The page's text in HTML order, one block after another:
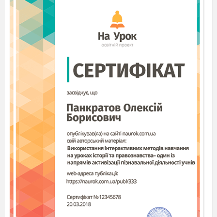
вбивали дітей, старих, а молодих дівчат
забирали в полон. Одна дівчина, втікаючи,
зачепилася і впала. Разок червоного
намиста розірвався і розсипався. Дівчина
загинула у неволі. А на місці розсипаного
намиста виросла калина.
Розкажіть, що ви знаєте про калину.
Калина – невисокий, але пишний кущ.
Вона росте на вологих місцях у лузі, у лісі.
Садять калину біля хати, біля криниць. Весною
зацвітає білим цвітом. Кожна квіточка – ніби
дівчина в білій хустині. Восени важкі грона
калини червоніють. Ягоди наливаються
цілющим соком. Взимку кущ калини особливо
гарний. Кругом біліє сніг, а червонясті кетяги
палахкотять, мов ліхтарики. Раніше калину
застосовували в народній медицині як ліки від
застуди, соком калиновим очищали обличчя.